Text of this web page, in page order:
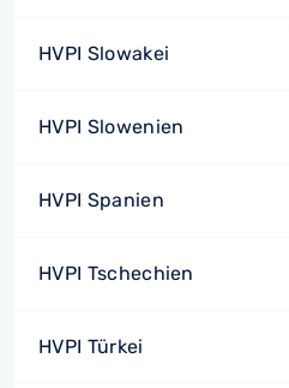
HVPI Slowakei
HVPI Slowenien
HVPI Spanien
HVPI Tschechien
HVPI Türkei